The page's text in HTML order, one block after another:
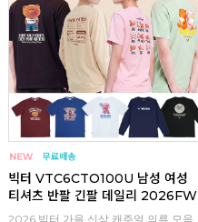
빅터 VTC6CTO100U 남성 여성
티셔츠 반팔 긴팔 데일리 2026FW
2026 빅터 가을 신상 캐주얼 의류 모음